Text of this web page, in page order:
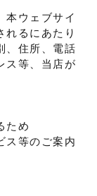
本ウェブサイ
れるにあたり
、住所、電話
ス等、当店が
ため
ス等のご案内